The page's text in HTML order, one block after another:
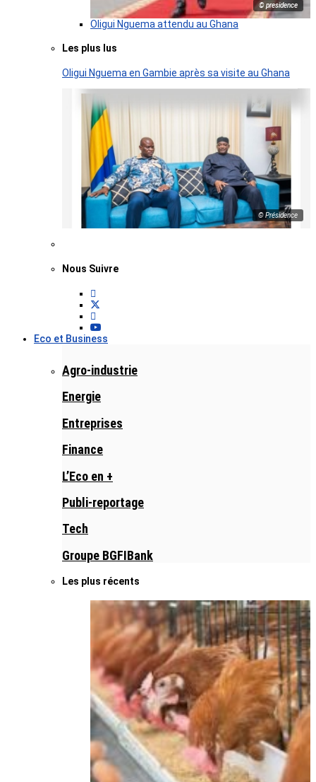
© presidence
Oligui Nguema attendu au Ghana
Les plus lus
Oligui Nguema en Gambie après sa visite au Ghana
© Présidence
Nous Suivre
Eco et Business
Agro-industrie
Energie
Entreprises
Finance
L’Eco en +
Publi-reportage
Tech
Groupe BGFIBank
Les plus récents